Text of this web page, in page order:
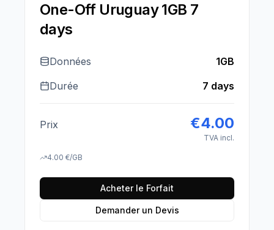
One-Off Uruguay 1GB 7
days
Données
1GB
Durée
7 days
Prix €4.00
TVA incl.
4.00 €/GB
Acheter le Forfait
Demander un Devis